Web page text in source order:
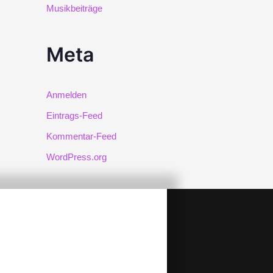
Musikbeiträge
Meta
Anmelden
Eintrags-Feed
Kommentar-Feed
WordPress.org